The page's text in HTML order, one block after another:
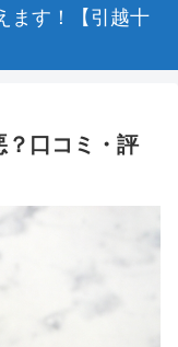
ます！【引越十
？口コミ・評